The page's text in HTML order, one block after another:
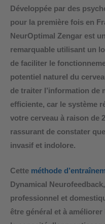
Développée par des
pour la première fois en
NeurOptimal Zengar est
remarquable utilisant un
de faciliter le
potentiel naturel du
de traiter l’information de
efficiente, car le système
votre cerveau à raison de
rassurant de constater
invasif et indolore.
Cette méthode
Dynamical
professionnel et
être général et à